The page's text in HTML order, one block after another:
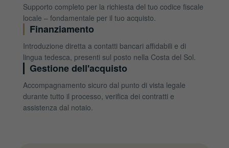
Supporto completo per la richiesta del tuo codice fiscale
locale – fondamentale per il tuo acquisto.
Finanziamento
Introduzione diretta a contatti bancari affidabili e di
lingua tedesca, presenti sul posto nella Costa del Sol.
Gestione dell'acquisto
Accompagnamento sicuro dal punto di vista legale
durante tutto il processo, verifica dei contratti e
assistenza dal notaio.